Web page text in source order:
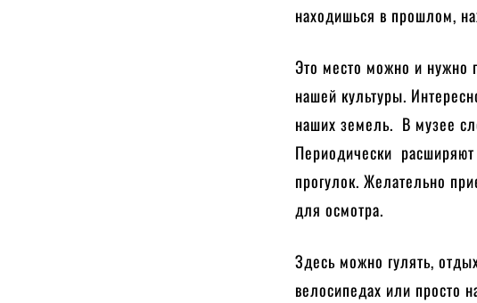
находишься в прошлом,
Это место можно и нужно
нашей культуры.
наших земель. В музее
Периодически
прогулок. Желательно
для осмотра.
Здесь можно гулять,
велосипедах или просто